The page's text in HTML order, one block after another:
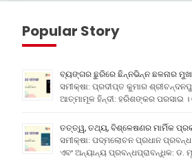
Popular Story
ବ୍ୟଙ୍ଗର ଛୁରିରେ ଛିନ୍ନଭିନ୍ନ ଛଳନାର
ସମୀକ୍ଷା: ପ୍ରଦୀପ୍ତ କୁମାର
ଆତ୍ମାମୂଳ ହିନ୍ଦୀ: ହରିଶଙ୍କର ପରସାଇ ।
ତତ୍ତ୍ୱ, ତଥ୍ୟ, ବିଶ୍ଳେଷଣର ମାର୍ମିକ
ସମୀକ୍ଷା: ପଦ୍ମଲୋଚନ ପ୍ରଧାନ
ଏବଂ ଅନ୍ୟାନ୍ୟ ପ୍ରବନ୍ଧପ୍ରାବନ୍ଧିକ: ଡ.